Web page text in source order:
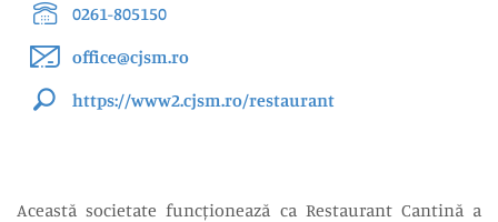
0261-805150
office@cjsm.ro
https://www2.cjsm.ro/restaurant
Această societate funcționează ca Restaurant Cantină a